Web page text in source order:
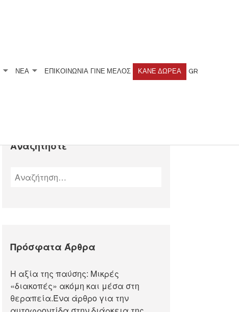
ΝΕΑ ΕΠΙΚΟΙΝΩΝΙΑ ΓΊΝΕ ΜΈΛΟΣ ΚΆΝΕ ΔΩΡΕΆ GR
Αναζητήστε
Πρόσφατα Άρθρα
Η αξία της παύσης: Μικρές
«διακοπές» ακόμη και μέσα στη
θεραπεία.Ένα άρθρο για την